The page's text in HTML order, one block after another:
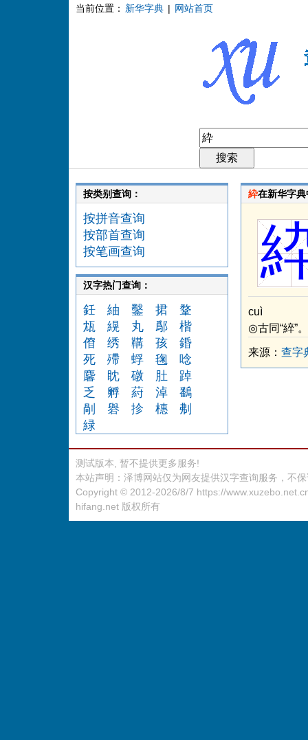
当前位置： 新华字典 | 网站首页
按类别查询：
按拼音查询
按部首查询
按笔画查询
汉字热门查询：
鈓 紬 鑿 捃
鞪
瓭
縨 丸 鄬
楷
傄
绣 鞲 孩
錉
死
殢 蜉 毱
唸
麘
眈 礅 肚
踔
乏
孵 葤 淖
鷭
剮
礜 抮 橞
刜
緑
紣在新华字
cuì
◎古同“綷”。
来源： 查字
测试版本, 暂不提供更多服务!
本站声明：泽博网站仅为网友提供汉字查询服务，不
Copyright © 2012-2026/8/7 https://
hifang.net 版权所有